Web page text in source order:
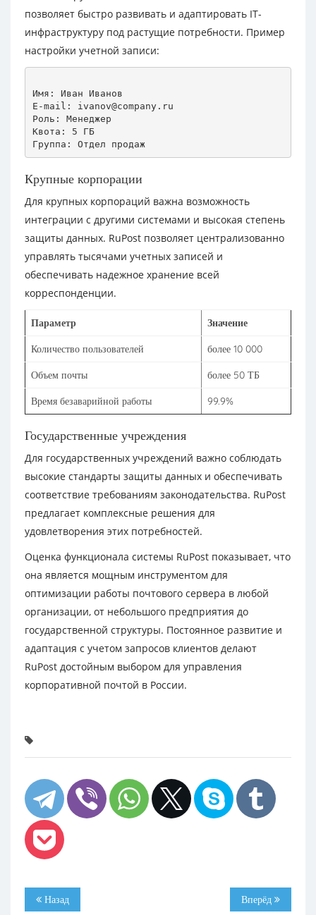
позволяет быстро развивать и адаптировать IT-
инфраструктуру под растущие потребности. Пример
настройки учетной записи:
Имя: Иван Иванов
E-mail: ivanov@company.ru
Роль: Менеджер
Квота: 5 ГБ
Крупные корпорации
Для крупных корпораций важна возможность
интеграции с другими системами и высокая степень
защиты данных. RuPost позволяет централизованно
управлять тысячами учетных записей и
обеспечивать надежное хранение всей
корреспонденции.
Параметр Значение
Количество пользователей более 10 000
Объем почты более 50 ТБ
Время безаварийной работы 99.9%
Государственные учреждения
Для государственных учреждений важно соблюдать
высокие стандарты защиты данных и обеспечивать
соответствие требованиям законодательства. RuPost
предлагает комплексные решения для
удовлетворения этих потребностей.
Оценка функционала системы RuPost показывает, что
она является мощным инструментом для
оптимизации работы почтового сервера в любой
организации, от небольшого предприятия до
государственной структуры. Постоянное развитие и
адаптация с учетом запросов клиентов делают
RuPost достойным выбором для управления
корпоративной почтой в России.
Назад Вперёд